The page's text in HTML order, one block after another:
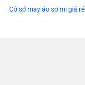
Cở sở may áo sơ mi giá rẻ